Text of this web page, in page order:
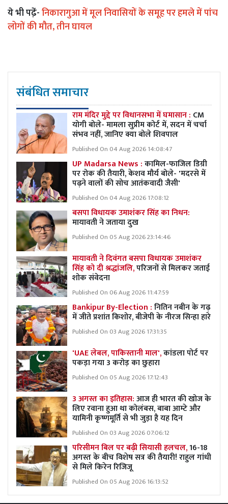
ये भी पढे़ं-निकारागुआ में मूल निवासियों के समूह पर हमले में पांच
लोगों की मौत, तीन घायल
संबंधित समाचार
राम मंदिर मुद्दे पर विधानसभा में घमासान : CM
योगी बोले- मामला सुप्रीम कोर्ट में, सदन में चर्चा
संभव नहीं, जानिए क्या बोले शिवपाल
Published On 04 Aug 2026 14:08:47
UP Madarsa News :कामिल-फाजिल डिग्री
पर रोक की तैयारी, केशव मौर्य बोले- 'मदरसे में
पढ़ने वालों की सोच आतंकवादी जैसी'
Published On 04 Aug 2026 17:08:12
बसपा विधायक उमाशंकर सिंह का निधन:
मायावती ने जताया दुख
Published On 05 Aug 2026 23:14:46
मायावती ने दिवंगत बसपा विधायक उमाशंकर
सिंह को दी श्रद्धांजलि,परिजनों से मिलकर जताई
शोक संवेदना
Published On 06 Aug 2026 11:47:59
Bankipur By-Election :नितिन नबीन के गढ़
में जीते प्रशांत किशोर, बीजेपी के नीरज सिन्हा हारे
Published On 03 Aug 2026 17:31:35
'UAE लेबल, पाकिस्तानी माल',कांडला पोर्ट पर
पकड़ा गया 3 करोड़ का छुहारा
Published On 05 Aug 2026 17:12:43
3 अगस्त का इतिहास:आज ही भारत की खोज के
लिए रवाना हुआ था कोलंबस, बाबा आम्टे और
यामिनी कृष्णमूर्ति से भी जुड़ा है यह दिन
Published On 03 Aug 2026 07:06:12
परिसीमन बिल पर बढ़ी सियासी हलचल,16-18
अगस्त के बीच विशेष सत्र की तैयारी! राहुल गांधी
से मिले किरेन रिजिजू
Published On 05 Aug 2026 16:13:52